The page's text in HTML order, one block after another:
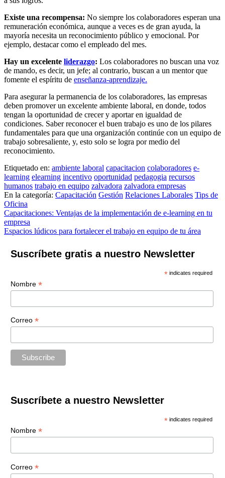
Existe una recompensa: No siempre los colaboradores esperan una
remuneración económica, aunque a veces es de gran ayuda, la
mayoría necesita un reconocimiento público y emocional. Por
ejemplo, destacar como el empleado del mes.
Hay un excelente liderazgo: Los colaboradores no buscan una voz
de mando, es decir, un jefe; al contrario, buscan a un mentor que
fomente el espíritu de enseñanza-aprendizaje.
Para asegurar la permanencia de los colaboradores, las empresas
deben promover un excelente ambiente laboral, en donde, todos
tengan la oportunidad de crecer y aportar en igualdad de
condiciones. Saber reconocer el buen trabajo es uno de los pilares
fundamentales para que una organización continúe con un equipo de
trabajo sobresaliente, y, esto solo se logra por medio del
reconocimiento.
Etiquetado en: ambiente laboral capacitacion colaboradores e-
learning elearning incentivo oportunidad pedagogia recursos
humanos trabajo en equipo zalvadora zalvadora empresas
En la categoría: Capacitación Gestión Relaciones Laborales Tips de
Oficina
Navegación
de
Capacitaciones: Ventajas de la implementación de e-learning en tu
empresa
Espacios lúdicos para fortalecer el trabajo en equipo de tu área
Suscríbete gratis a nuestro Newsletter
* indicates required
Nombre *
Correo *
Suscríbete a nuestro Newsletter
* indicates required
Nombre *
Correo *